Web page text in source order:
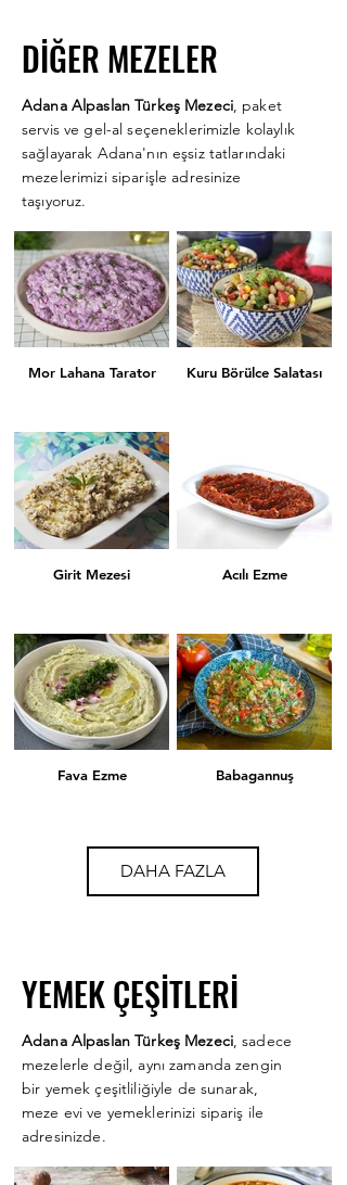
Rus Salatası Pembe Sultan
Havuç Tarator Yaprak Sarması
Kuru Biber Dolması
Köpoğlu Tahin Tarator
Karışık Kızartma Şakşuka
Kısır Çiğköfte
DİĞER MEZELER
Adana Alpaslan Türkeş Mezeci, paket
servis ve gel-al seçeneklerimizle kolaylık
sağlayarak Adana'nın eşsiz tatlarındaki
mezelerimizi siparişle adresinize
taşıyoruz.
Mor Lahana Tarator Kuru Börülce Salatası
Girit Mezesi Acılı Ezme
Fava Ezme Babagannuş
Rum Mezesi
DAHA FAZLA
YEMEK ÇEŞİTLERİ
Adana Alpaslan Türkeş Mezeci, sadece
mezelerle değil, aynı zamanda zengin
bir yemek çeşitliliğiyle de sunarak,
meze evi ve yemeklerinizi sipariş ile
adresinizde.